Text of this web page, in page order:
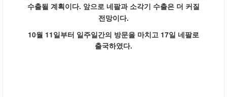
수출될 계획이다. 앞으로 네팔과 소각기 수출은 더 커질
전망이다.
10월 11일부터 일주일간의 방문을 마치고 17일 네팔로
출국하였다.